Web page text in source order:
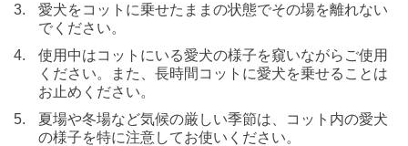
愛犬をコットに乗せたままの状態でその場を離れない
でください。
使用中はコットにいる愛犬の様子を窺いながらご使用
ください。また、長時間コットに愛犬を乗せることは
お止めください。
夏場や冬場など気候の厳しい季節は、コット内の愛犬
の様子を特に注意してお使いください。